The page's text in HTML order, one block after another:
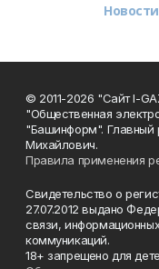
Новости
© 2011-2026 "Сайт I-
"Общественная
"Башинформ". Главный
Михайлович.
Правила применения
Свидетельство о
27.07.2012 выдано
связи,
коммуникаций.
18+ запрещено для